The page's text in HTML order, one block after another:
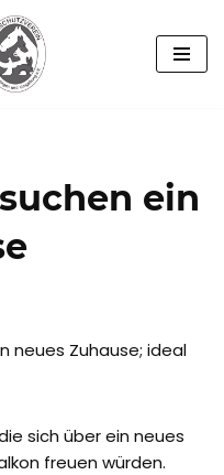
ein
neues Zuhause; ideal
sich über ein neues
freuen würden.